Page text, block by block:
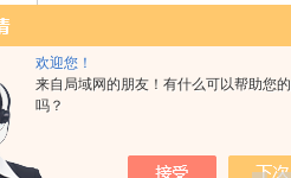
欢迎您！
来自局域网的朋友！有什么可以帮助您的
吗？